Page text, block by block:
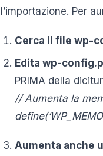
l’importazione. Per
Cerca il file wp-
Edita wp-
PRIMA della
// Aumenta la
Aumenta anche